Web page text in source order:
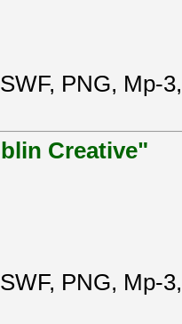
PNG, Mp-
Creative"
PNG, Mp-